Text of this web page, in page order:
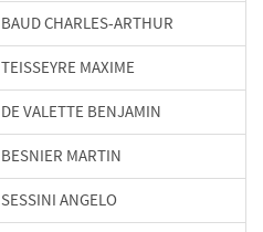
BAUD CHARLES-ARTHUR
TEISSEYRE MAXIME
DE VALETTE BENJAMIN
BESNIER MARTIN
SESSINI ANGELO